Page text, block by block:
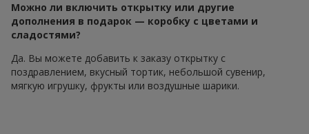
Можно ли включить открытку или другие
дополнения в подарок — коробку с цветами и
сладостями?
Да. Вы можете добавить к заказу открытку с
поздравлением, вкусный тортик, небольшой сувенир,
мягкую игрушку, фрукты или воздушные шарики.